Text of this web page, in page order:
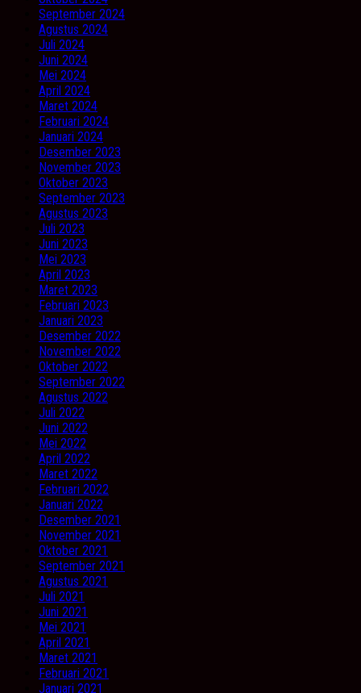
September 2024
Agustus 2024
Juli 2024
Juni 2024
Mei 2024
April 2024
Maret 2024
Februari 2024
Januari 2024
Desember 2023
November 2023
Oktober 2023
September 2023
Agustus 2023
Juli 2023
Juni 2023
Mei 2023
April 2023
Maret 2023
Februari 2023
Januari 2023
Desember 2022
November 2022
Oktober 2022
September 2022
Agustus 2022
Juli 2022
Juni 2022
Mei 2022
April 2022
Maret 2022
Februari 2022
Januari 2022
Desember 2021
November 2021
Oktober 2021
September 2021
Agustus 2021
Juli 2021
Juni 2021
Mei 2021
April 2021
Maret 2021
Februari 2021
Januari 2021